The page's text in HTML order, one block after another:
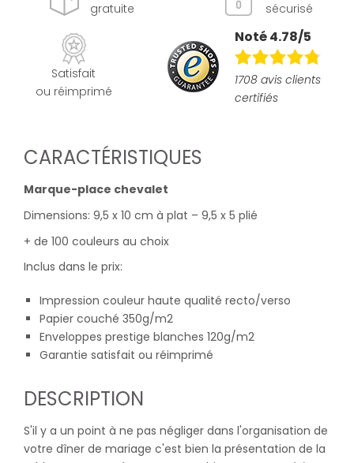
gratuite
sécurisé
Satisfait
ou réimprimé
Noté 4.78/5
1708 avis clients
certifiés
CARACTÉRISTIQUES
Marque-place chevalet
Dimensions: 9,5 x 10 cm à plat – 9,5 x 5 plié
+ de 100 couleurs au choix
Inclus dans le prix:
Impression couleur haute qualité recto/verso
Papier couché 350g/m2
Enveloppes prestige blanches 120g/m2
Garantie satisfait ou réimprimé
DESCRIPTION
S'il y a un point à ne pas négliger dans l'organisation de
votre dîner de mariage c'est bien la présentation de la